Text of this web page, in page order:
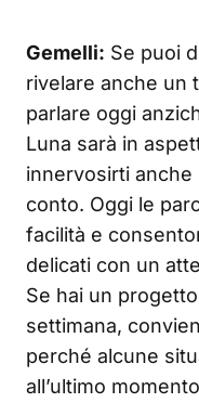
Gemelli: Se puoi
rivelare anche un
parlare oggi
Luna sarà in
innervosirti
conto. Oggi le
facilità e
delicati con un
Se hai un
settimana,
perché alcune
all’ultimo